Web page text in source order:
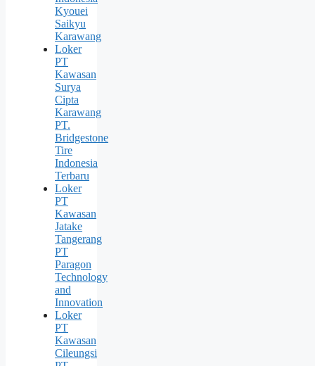
Kyouei
Saikyu
Karawang
Loker
PT
Kawasan
Surya
Cipta
Karawang
PT.
Bridgestone
Tire
Indonesia
Terbaru
Loker
PT
Kawasan
Jatake
Tangerang
PT
Paragon
Technology
and
Innovation
Loker
PT
Kawasan
Cileungsi